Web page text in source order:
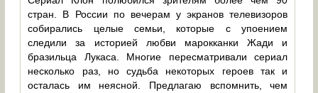
стран. В России по вечерам у экранов телевизоров
собирались целые семьи, которые с упоением
следили за историей любви марокканки Жади и
бразильца Лукаса. Многие пересматривали сериал
несколько раз, но судьба некоторых героев так и
осталась им неясной. Предлагаю вспомнить, чем